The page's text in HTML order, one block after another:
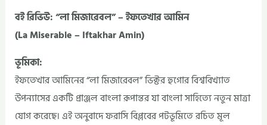
বই রিভিউ: “লা মিজারেবল” – ইফতেখার আমিন
(La Miserable – Iftakhar Amin)
ভূমিকা:
ইফতেখার আমিনের “লা মিজারেবল” ভিক্টর হুগোর বিশ্ববিখ্যাত
উপন্যাসের একটি প্রাঞ্জল বাংলা রূপান্তর যা বাংলা সাহিত্যে নতুন মাত্রা
যোগ করেছে। এই অনুবাদে ফরাসি বিপ্লবের পটভূমিতে রচিত মূল